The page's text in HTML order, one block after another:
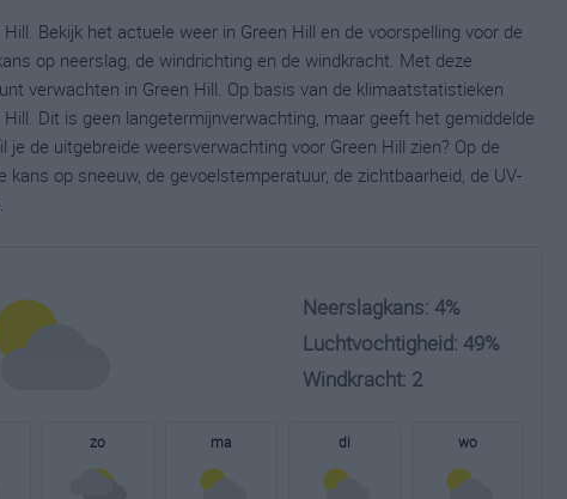
Bekijk het actuele weer in Green Hill en de voorspelling voor de
op neerslag, de windrichting en de windkracht. Met deze
verwachten in Green Hill. Op basis van de klimaatstatistieken
Dit is geen langetermijnverwachting, maar geeft het gemiddelde
de uitgebreide weersverwachting voor Green Hill zien? Op de
op sneeuw, de gevoelstemperatuur, de zichtbaarheid, de UV-
Neerslagkans: 4%
Luchtvochtigheid: 49%
Windkracht: 2
zo ma di wo